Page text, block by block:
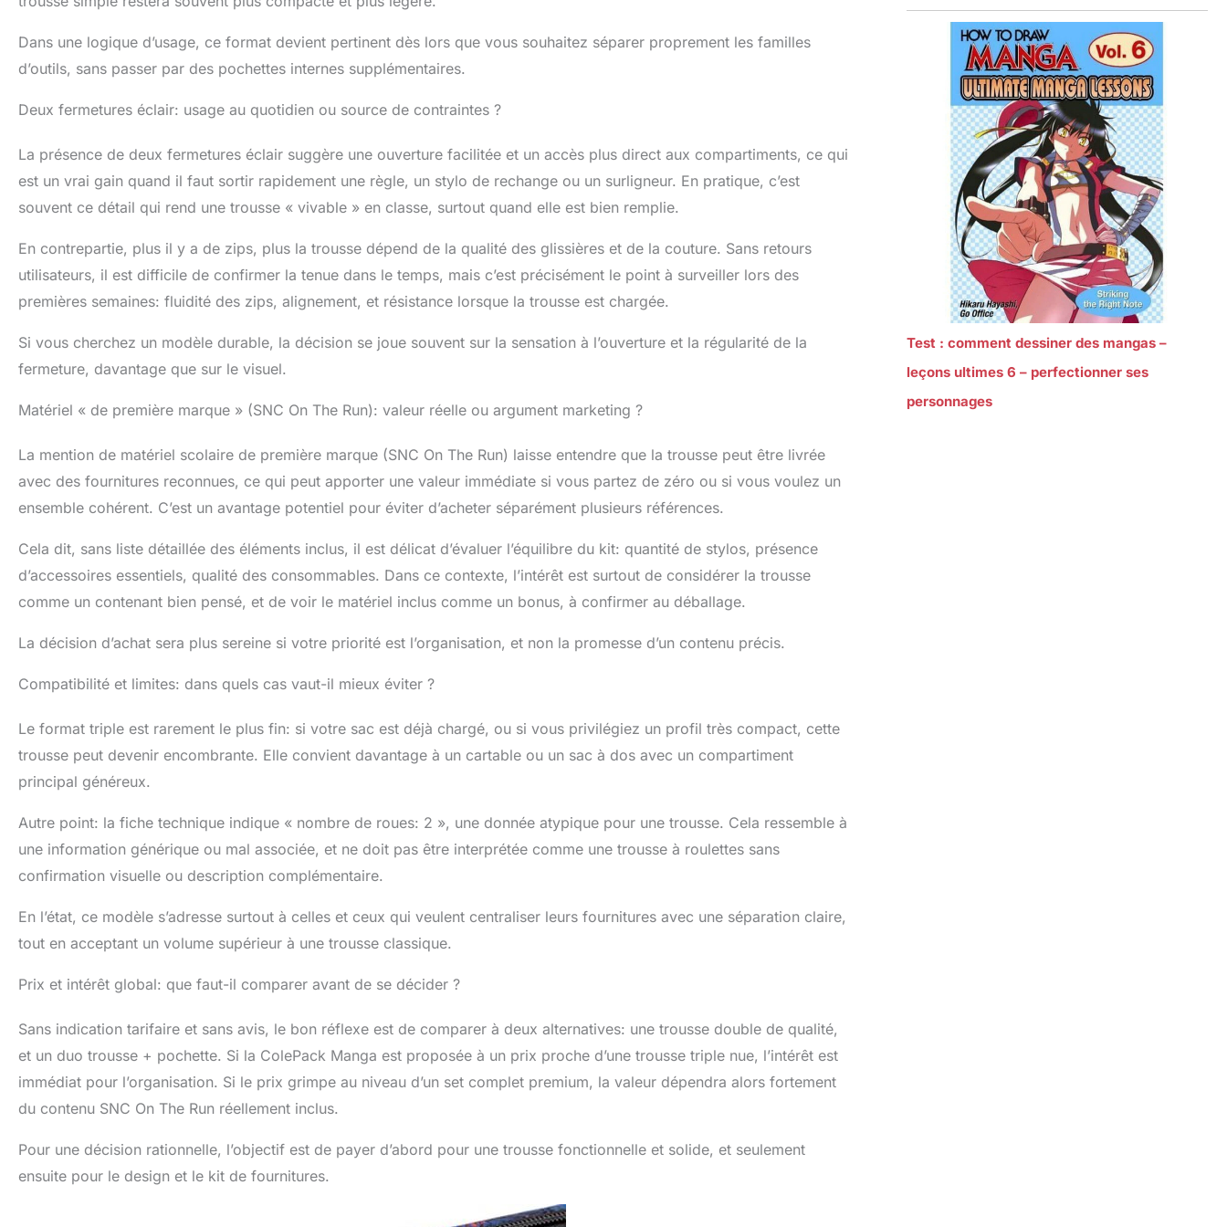
Dans une logique d’usage, ce format devient pertinent dès lors que vous souhaitez séparer proprement les familles
d’outils, sans passer par des pochettes internes supplémentaires.
Deux fermetures éclair: usage au quotidien ou source de contraintes ?
La présence de deux fermetures éclair suggère une ouverture facilitée et un accès plus direct aux compartiments, ce qui
est un vrai gain quand il faut sortir rapidement une règle, un stylo de rechange ou un surligneur. En pratique, c’est
souvent ce détail qui rend une trousse « vivable » en classe, surtout quand elle est bien remplie.
En contrepartie, plus il y a de zips, plus la trousse dépend de la qualité des glissières et de la couture. Sans retours
utilisateurs, il est difficile de confirmer la tenue dans le temps, mais c’est précisément le point à surveiller lors des
premières semaines: fluidité des zips, alignement, et résistance lorsque la trousse est chargée.
Si vous cherchez un modèle durable, la décision se joue souvent sur la sensation à l’ouverture et la régularité de la
fermeture, davantage que sur le visuel.
Matériel « de première marque » (SNC On The Run): valeur réelle ou argument marketing ?
La mention de matériel scolaire de première marque (SNC On The Run) laisse entendre que la trousse peut être livrée
avec des fournitures reconnues, ce qui peut apporter une valeur immédiate si vous partez de zéro ou si vous voulez un
ensemble cohérent. C’est un avantage potentiel pour éviter d’acheter séparément plusieurs références.
Cela dit, sans liste détaillée des éléments inclus, il est délicat d’évaluer l’équilibre du kit: quantité de stylos, présence
d’accessoires essentiels, qualité des consommables. Dans ce contexte, l’intérêt est surtout de considérer la trousse
comme un contenant bien pensé, et de voir le matériel inclus comme un bonus, à confirmer au déballage.
La décision d’achat sera plus sereine si votre priorité est l’organisation, et non la promesse d’un contenu précis.
Compatibilité et limites: dans quels cas vaut-il mieux éviter ?
Le format triple est rarement le plus fin: si votre sac est déjà chargé, ou si vous privilégiez un profil très compact, cette
trousse peut devenir encombrante. Elle convient davantage à un cartable ou un sac à dos avec un compartiment
principal généreux.
Autre point: la fiche technique indique « nombre de roues: 2 », une donnée atypique pour une trousse. Cela ressemble à
une information générique ou mal associée, et ne doit pas être interprétée comme une trousse à roulettes sans
confirmation visuelle ou description complémentaire.
En l’état, ce modèle s’adresse surtout à celles et ceux qui veulent centraliser leurs fournitures avec une séparation claire,
tout en acceptant un volume supérieur à une trousse classique.
Prix et intérêt global: que faut-il comparer avant de se décider ?
Sans indication tarifaire et sans avis, le bon réflexe est de comparer à deux alternatives: une trousse double de qualité,
et un duo trousse + pochette. Si la ColePack Manga est proposée à un prix proche d’une trousse triple nue, l’intérêt est
immédiat pour l’organisation. Si le prix grimpe au niveau d’un set complet premium, la valeur dépendra alors fortement
du contenu SNC On The Run réellement inclus.
Pour une décision rationnelle, l’objectif est de payer d’abord pour une trousse fonctionnelle et solide, et seulement
ensuite pour le design et le kit de fournitures.
Test : comment dessiner des mangas –
leçons ultimes 6 – perfectionner ses
personnages